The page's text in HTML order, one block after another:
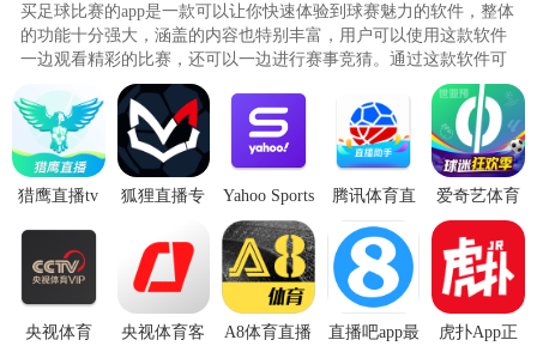
买足球比赛的app是一款可以让你快速体验到球赛魅力的软件，整体
的功能十分强大，涵盖的内容也特别丰富，用户可以使用这款软件
一边观看精彩的比赛，还可以一边进行赛事竞猜。通过这款软件可
以向用户展示很多大神分析的..
猎鹰直播tv
狐狸直播专
平台4.0.5 安
卓官方版
Yahoo Sports
雅虎体育手
机版v9.25.3
无广告版
腾讯体育直
v2.0.91手机
版
爱奇艺体育
app官方版
v13.7.0手机
最新版
央视体育
央视体育客
A8体育直播
直播吧app最
虎扑App正